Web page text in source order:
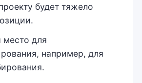
будет тяжело
место для
например, для